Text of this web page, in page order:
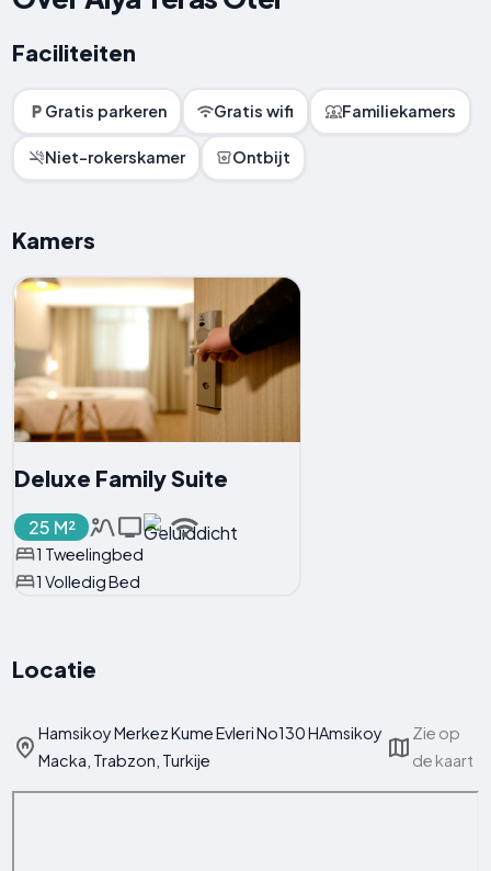
Faciliteiten
Gratis parkeren Gratis wifi Familiekamers
Niet-rokerskamer Ontbijt
Kamers
Deluxe Family Suite
25 M²
1 Tweelingbed
1 Volledig Bed
Locatie
Hamsikoy Merkez Kume Evleri No130 HAmsikoy
Macka, Trabzon, Turkije
Zie op
de kaart